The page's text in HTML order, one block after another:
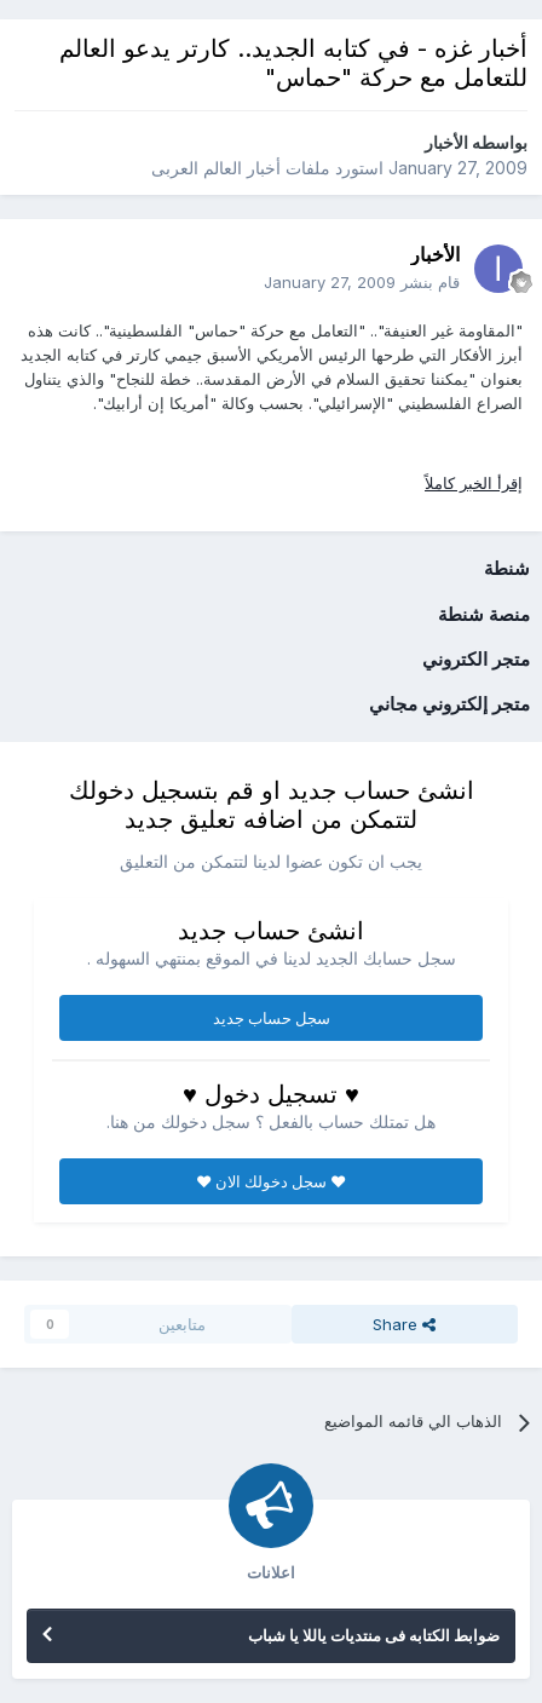
أخبار غزه - في كتابه الجديد.. كارتر يدعو العالم
للتعامل مع حركة "حماس"
بواسطهالأخبار
January 27, 2009استورد ملفات أخبار العالم العربى
الأخبار
قام بنشر January 27, 2009
"المقاومة غير العنيفة".. "التعامل مع حركة "حماس" الفلسطينية".. كانت هذه
أبرز الأفكار التي طرحها الرئيس الأمريكي الأسبق جيمي كارتر في كتابه الجديد
بعنوان "يمكننا تحقيق السلام في الأرض المقدسة.. خطة للنجاح" والذي يتناول
الصراع الفلسطيني "الإسرائيلي". بحسب وكالة "أمريكا إن أرابيك".
إقرأ الخبر كاملاً
شنطة
منصة شنطة
متجر الكتروني
متجر إلكتروني مجاني
انشئ حساب جديد او قم بتسجيل دخولك
لتتمكن من اضافه تعليق جديد
يجب ان تكون عضوا لدينا لتتمكن من التعليق
انشئ حساب جديد
سجل حسابك الجديد لدينا في الموقع بمنتهي السهوله .
سجل حساب جديد
♥ تسجيل دخول ♥
هل تمتلك حساب بالفعل ؟ سجل دخولك من هنا.
♥ سجل دخولك الان ♥
Share متابعين 0
الذهاب الي قائمه المواضيع
اعلانات
ضوابط الكتابه فى منتديات ياللا يا شباب